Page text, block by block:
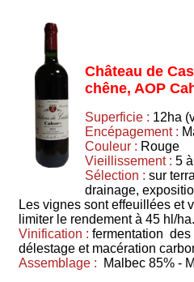
Château de
chêne, AOP
Superficie : 12ha
Encépagement :
Couleur : Rouge
Vieillissement : 5
Sélection : sur
drainage,
Les vignes sont effeuillées et
limiter le rendement à 45 hl/ha.
Vinification : fermentation des
délestage et macération
Assemblage :
Malbec 85% -